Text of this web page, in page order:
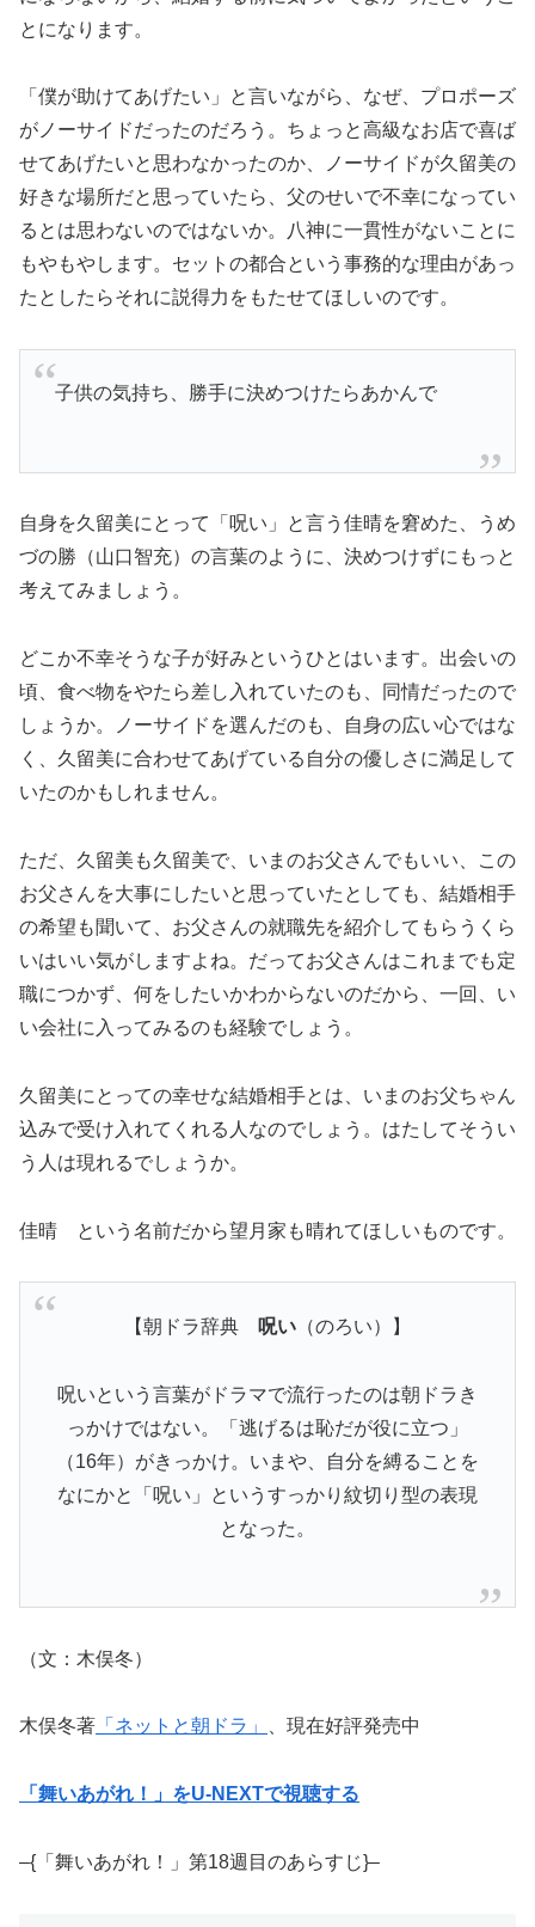
とになります。
「僕が助けてあげたい」と言いながら、なぜ、プロポーズ
がノーサイドだったのだろう。ちょっと高級なお店で喜ば
せてあげたいと思わなかったのか、ノーサイドが久留美の
好きな場所だと思っていたら、父のせいで不幸になってい
るとは思わないのではないか。八神に一貫性がないことに
もやもやします。セットの都合という事務的な理由があっ
たとしたらそれに説得力をもたせてほしいのです。
子供の気持ち、勝手に決めつけたらあかんで
自身を久留美にとって「呪い」と言う佳晴を窘めた、うめ
づの勝（山口智充）の言葉のように、決めつけずにもっと
考えてみましょう。
どこか不幸そうな子が好みというひとはいます。出会いの
頃、食べ物をやたら差し入れていたのも、同情だったので
しょうか。ノーサイドを選んだのも、自身の広い心ではな
く、久留美に合わせてあげている自分の優しさに満足して
いたのかもしれません。
ただ、久留美も久留美で、いまのお父さんでもいい、この
お父さんを大事にしたいと思っていたとしても、結婚相手
の希望も聞いて、お父さんの就職先を紹介してもらうくら
いはいい気がしますよね。だってお父さんはこれまでも定
職につかず、何をしたいかわからないのだから、一回、い
い会社に入ってみるのも経験でしょう。
久留美にとっての幸せな結婚相手とは、いまのお父ちゃん
込みで受け入れてくれる人なのでしょう。はたしてそうい
う人は現れるでしょうか。
佳晴 という名前だから望月家も晴れてほしいものです。
【朝ドラ辞典 呪い （のろい）】
呪いという言葉がドラマで流行ったのは朝ドラき
っかけではない。「逃げるは恥だが役に立つ」
（16年）がきっかけ。いまや、自分を縛ることを
なにかと「呪い」というすっかり紋切り型の表現
となった。
（文：木俣冬）
木俣冬著 「ネットと朝ドラ」 、現在好評発売中
「舞いあがれ！」をU-NEXTで視聴する
–{「舞いあがれ！」第18週目のあらすじ}–